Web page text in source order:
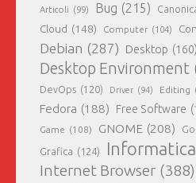
Articoli (99) Bug (215)
Cloud (148) Computer (104)
Debian (287) Desktop (160)
Desktop Environment
DevOps (120) Driver (94) Editing
Fedora (188) Free Software
Game (108) GNOME (208)
Grafica (124) Informatica
Internet Browser (388)